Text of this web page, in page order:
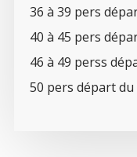
36 à 39 pers
40 à 45 pers
46 à 49 perss
50 pers départ du